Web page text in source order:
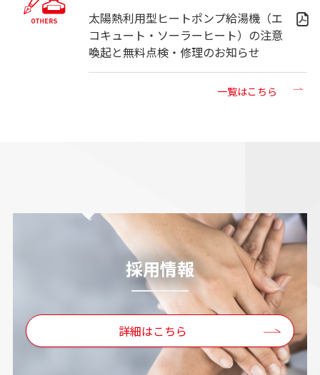
太陽熱利用型ヒートポンプ給湯機（エ
コキュート・ソーラーヒート）の注意
喚起と無料点検・修理のお知らせ
一覧はこちら
採用情報
詳細はこちら